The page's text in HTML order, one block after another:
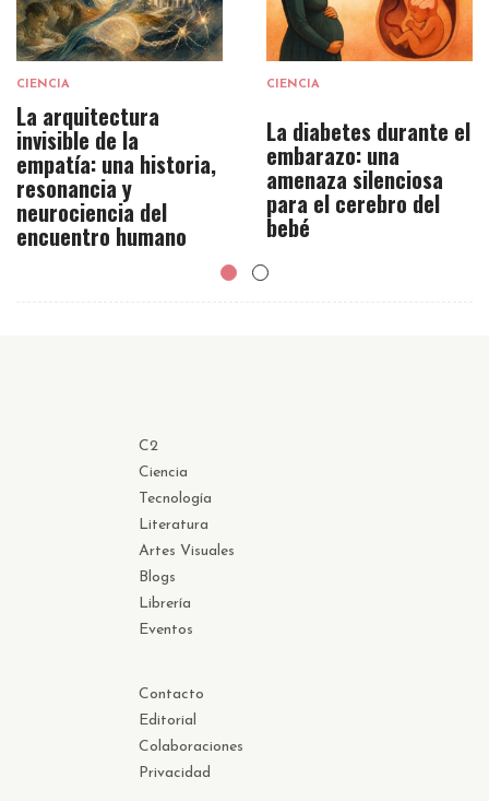
CIENCIA
La arquitectura
invisible de la
empatía: una historia,
resonancia y
neurociencia del
encuentro humano
CIENCIA
La diabetes durante el
embarazo: una
amenaza silenciosa
para el cerebro del
bebé
C2
Ciencia
Tecnología
Literatura
Artes Visuales
Blogs
Librería
Eventos
Contacto
Editorial
Colaboraciones
Privacidad